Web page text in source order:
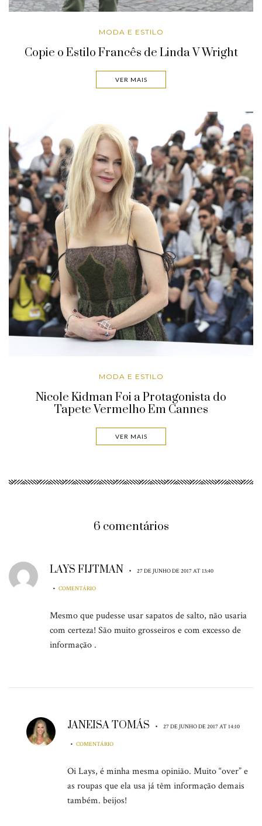
MODA E ESTILO
Copie o Estilo Francês de Linda V Wright
VER MAIS
MODA E ESTILO
Nicole Kidman Foi a Protagonista do
Tapete Vermelho Em Cannes
VER MAIS
6 comentários
LAYS FIJTMAN • 27 DE JUNHO DE 2017 AT 13:40
• COMENTÁRIO
Mesmo que pudesse usar sapatos de salto, não usaria
com certeza! São muito grosseiros e com excesso de
informação .
JANEISA TOMÁS • 27 DE JUNHO DE 2017 AT 14:10
• COMENTÁRIO
Oi Lays, é minha mesma opinião. Muito “over” e
as roupas que ela usa já têm informação demais
também. beijos!